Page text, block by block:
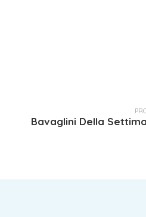
Bavaglini Della